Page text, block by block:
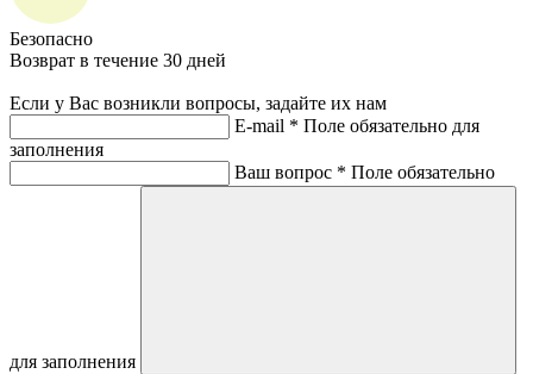
Безопасно
Возврат в течение 30 дней
Если у Вас возникли вопросы, задайте их нам
E-mail * Поле обязательно для
заполнения
Ваш вопрос * Поле обязательно
для заполнения